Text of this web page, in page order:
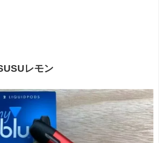
レモン